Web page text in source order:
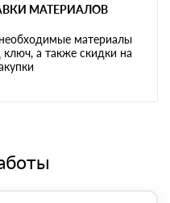
МАТЕРИАЛОВ
материалы
а также скидки на